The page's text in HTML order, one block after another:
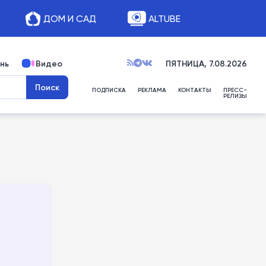
ДОМ И САД ALTUBE
Видео ПЯТНИЦА, 7.08.2026
ПОДПИСКА РЕКЛАМА КОНТАКТЫ ПРЕСС-
РЕЛИЗЫ